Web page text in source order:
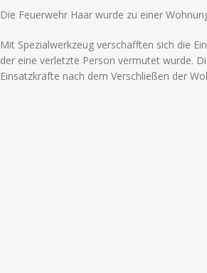
Die Feuerwehr Haar wurde zu einer
Mit Spezialwerkzeug verschafften sich die
der eine verletzte Person vermutet wurde.
Einsatzkräfte nach dem Verschließen der